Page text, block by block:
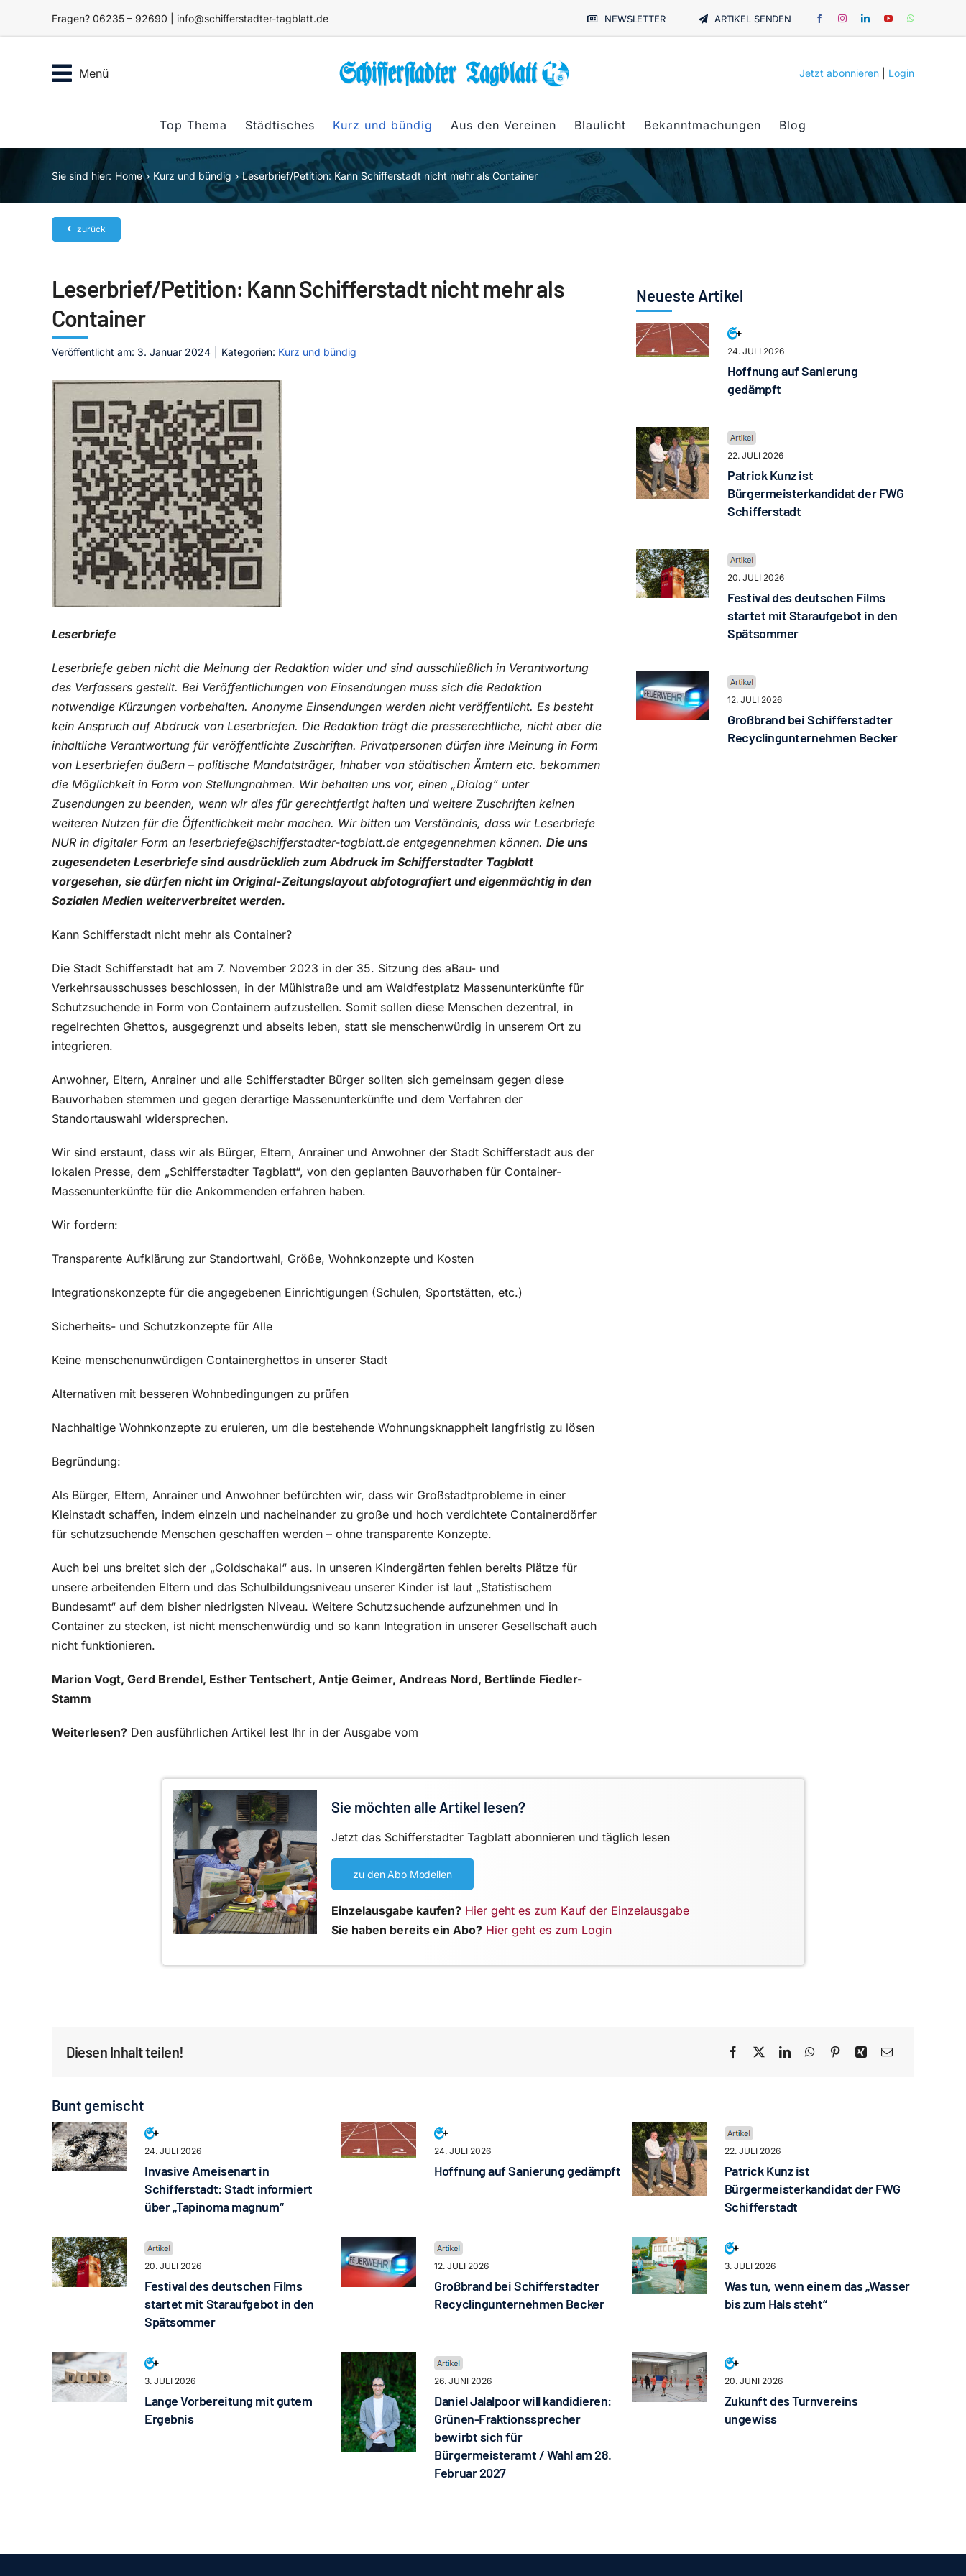
Fragen? 06235 – 92690 | info@schifferstadter-tagblatt.de NEWSLETTER ARTIKEL SENDEN
Menü Jetzt abonnieren Login
Top Thema Städtisches Kurz und bündig Aus den Vereinen Blaulicht Bekanntmachungen Blog
Sie sind hier: Home Kurz und bündig Leserbrief/Petition: Kann Schifferstadt nicht mehr als Container
zurück
Leserbrief/Petition: Kann Schifferstadt nicht mehr als
Container
Veröffentlicht am: 3. Januar 2024 Kategorien: Kurz und bündig
Leserbriefe
Leserbriefe geben nicht die Meinung der Redaktion wider und sind ausschließlich in Verantwortung
des Verfassers gestellt. Bei Veröffentlichungen von Einsendungen muss sich die Redaktion
notwendige Kürzungen vorbehalten. Anonyme Einsendungen werden nicht veröffentlicht. Es besteht
kein Anspruch auf Abdruck von Leserbriefen. Die Redaktion trägt die presserechtliche, nicht aber die
inhaltliche Verantwortung für veröffentlichte Zuschriften. Privatpersonen dürfen ihre Meinung in Form
von Leserbriefen äußern – politische Mandatsträger, Inhaber von städtischen Ämtern etc. bekommen
die Möglichkeit in Form von Stellungnahmen. Wir behalten uns vor, einen „Dialog“ unter
Zusendungen zu beenden, wenn wir dies für gerechtfertigt halten und weitere Zuschriften keinen
weiteren Nutzen für die Öffentlichkeit mehr machen. Wir bitten um Verständnis, dass wir Leserbriefe
NUR in digitaler Form an leserbriefe@schifferstadter-tagblatt.de entgegennehmen können. Die uns
zugesendeten Leserbriefe sind ausdrücklich zum Abdruck im Schifferstadter Tagblatt
vorgesehen, sie dürfen nicht im Original-Zeitungslayout abfotografiert und eigenmächtig in den
Sozialen Medien weiterverbreitet werden.
Kann Schifferstadt nicht mehr als Container?
Die Stadt Schifferstadt hat am 7. November 2023 in der 35. Sitzung des aBau- und
Verkehrsausschusses beschlossen, in der Mühlstraße und am Waldfestplatz Massenunterkünfte für
Schutzsuchende in Form von Containern aufzustellen. Somit sollen diese Menschen dezentral, in
regelrechten Ghettos, ausgegrenzt und abseits leben, statt sie menschenwürdig in unserem Ort zu
integrieren.
Anwohner, Eltern, Anrainer und alle Schifferstadter Bürger sollten sich gemeinsam gegen diese
Bauvorhaben stemmen und gegen derartige Massenunterkünfte und dem Verfahren der
Standortauswahl widersprechen.
Wir sind erstaunt, dass wir als Bürger, Eltern, Anrainer und Anwohner der Stadt Schifferstadt aus der
lokalen Presse, dem „Schifferstadter Tagblatt“, von den geplanten Bauvorhaben für Container-
Massenunterkünfte für die Ankommenden erfahren haben.
Wir fordern:
Transparente Aufklärung zur Standortwahl, Größe, Wohnkonzepte und Kosten
Integrationskonzepte für die angegebenen Einrichtigungen (Schulen, Sportstätten, etc.)
Sicherheits- und Schutzkonzepte für Alle
Keine menschenunwürdigen Containerghettos in unserer Stadt
Alternativen mit besseren Wohnbedingungen zu prüfen
Nachhaltige Wohnkonzepte zu eruieren, um die bestehende Wohnungsknappheit langfristig zu lösen
Begründung:
Als Bürger, Eltern, Anrainer und Anwohner befürchten wir, dass wir Großstadtprobleme in einer
Kleinstadt schaffen, indem einzeln und nacheinander zu große und hoch verdichtete Containerdörfer
für schutzsuchende Menschen geschaffen werden – ohne transparente Konzepte.
Auch bei uns breitet sich der „Goldschakal“ aus. In unseren Kindergärten fehlen bereits Plätze für
unsere arbeitenden Eltern und das Schulbildungsniveau unserer Kinder ist laut „Statistischem
Bundesamt“ auf dem bisher niedrigsten Niveau. Weitere Schutzsuchende aufzunehmen und in
Container zu stecken, ist nicht menschenwürdig und so kann Integration in unserer Gesellschaft auch
nicht funktionieren.
Marion Vogt, Gerd Brendel, Esther Tentschert, Antje Geimer, Andreas Nord, Bertlinde Fiedler-
Stamm
Weiterlesen? Den ausführlichen Artikel lest Ihr in der Ausgabe vom
Neueste Artikel
24. JULI 2026
Hoffnung auf Sanierung
gedämpft
22. JULI 2026
Patrick Kunz ist
Bürgermeisterkandidat der FWG
Schifferstadt
20. JULI 2026
Festival des deutschen Films
startet mit Staraufgebot in den
Spätsommer
12. JULI 2026
Großbrand bei Schifferstadter
Recyclingunternehmen Becker
Sie möchten alle Artikel lesen?
Jetzt das Schifferstadter Tagblatt abonnieren und täglich lesen
zu den Abo Modellen
Einzelausgabe kaufen? Hier geht es zum Kauf der Einzelausgabe
Sie haben bereits ein Abo? Hier geht es zum Login
Diesen Inhalt teilen!
Bunt gemischt
24. JULI 2026
Invasive Ameisenart in
Schifferstadt: Stadt informiert
über „Tapinoma magnum“
24. JULI 2026
Hoffnung auf Sanierung gedämpft
22. JULI 2026
Patrick Kunz ist
Bürgermeisterkandidat der FWG
Schifferstadt
20. JULI 2026
Festival des deutschen Films
startet mit Staraufgebot in den
Spätsommer
12. JULI 2026
Großbrand bei Schifferstadter
Recyclingunternehmen Becker
3. JULI 2026
Was tun, wenn einem das „Wasser
bis zum Hals steht“
3. JULI 2026
Lange Vorbereitung mit gutem
Ergebnis
26. JUNI 2026
Daniel Jalalpoor will kandidieren:
Grünen-Fraktionssprecher
bewirbt sich für
Bürgermeisteramt / Wahl am 28.
Februar 2027
20. JUNI 2026
Zukunft des Turnvereins
ungewiss